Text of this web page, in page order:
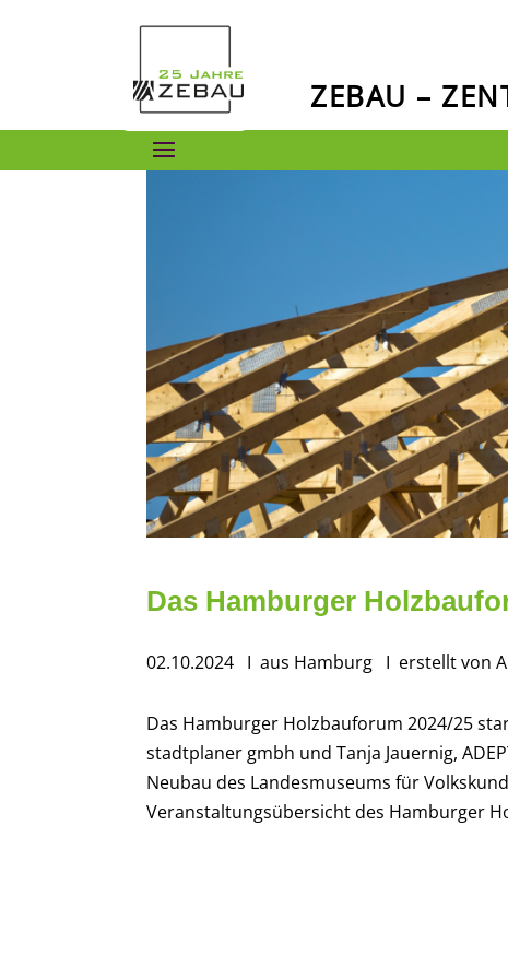
ZEBAU –
Das Hamburger
02.10.2024 I aus Hamburg I erstellt von
Das Hamburger Holzbauforum 2024/25
stadtplaner gmbh und Tanja Jauernig,
Neubau des Landesmuseums für
Veranstaltungsübersicht des Hamburger